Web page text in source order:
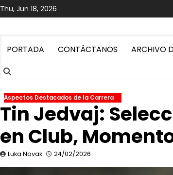
Skip
to
Thu, Jun 18, 2026
PORTADA CONTÁCTANOS ARCHIVO
Aspectos Destacados de la Carrera
Tin Jedvaj:
en Club,
Luka Novak 24/02/2026